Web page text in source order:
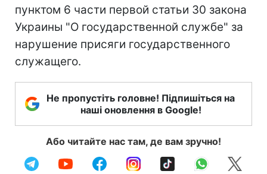
пунктом 6 части первой статьи 30 закона
Украины "О государственной службе" за
нарушение присяги государственного
служащего.
Не пропустіть головне! Підпишіться на
наші оновлення в Google!
Або читайте нас там, де вам зручно!